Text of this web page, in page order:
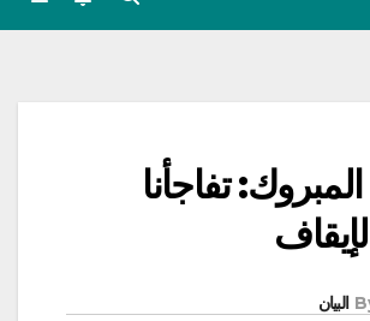
تفاجأنا
البيان